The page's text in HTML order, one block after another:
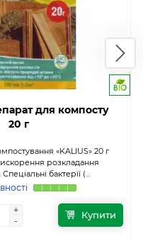
для компосту
20 г
«KALIUS» 20 г
розкладання
бактерії (...
+
-
+
-
Купити